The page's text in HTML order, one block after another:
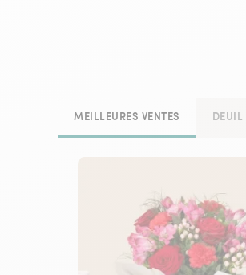
MEILLEURES VENTES DEUIL